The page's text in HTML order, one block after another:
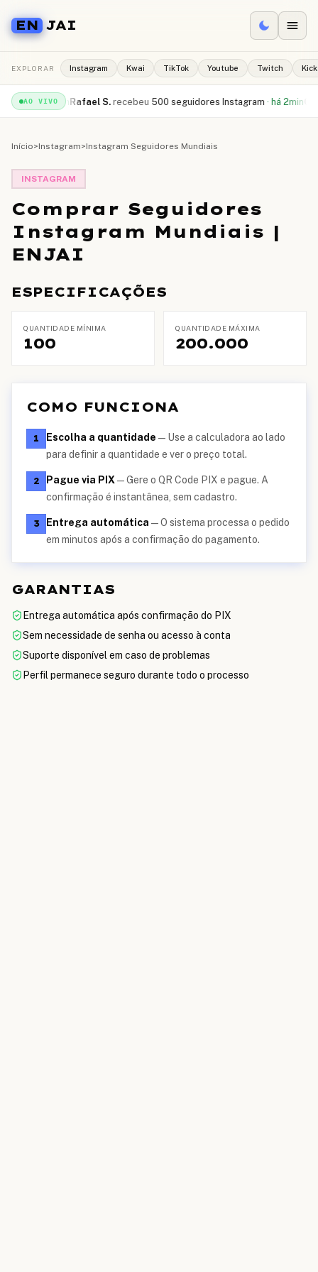
EN JAI
EXPLORAR Instagram Kwai TikTok Youtube Twitch Kick
AO VIVO
·há 1minRafael S. recebeu 500 seguidores Instagram ·há 2min
Início>Instagram>Instagram Seguidores Mundiais
INSTAGRAM
Comprar Seguidores
Instagram Mundiais |
ENJAI
ESPECIFICAÇÕES
QUANTIDADE MÍNIMA
100
QUANTIDADE MÁXIMA
200.000
COMO FUNCIONA
1 Escolha a quantidade — Use a calculadora ao lado
para definir a quantidade e ver o preço total.
2 Pague via PIX —Gere o QR Code PIX e pague. A
confirmação é instantânea, sem cadastro.
3 Entrega automática —O sistema processa o pedido
em minutos após a confirmação do pagamento.
GARANTIAS
Entrega automática após confirmação do PIX
Sem necessidade de senha ou acesso à conta
Suporte disponível em caso de problemas
Perfil permanece seguro durante todo o processo